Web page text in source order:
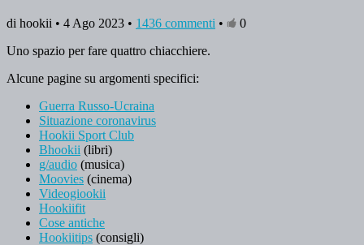
di hookii • 4 Ago 2023 • 1436 commenti •
0
Uno spazio per fare quattro chiacchiere.
Alcune pagine su argomenti specifici:
Guerra Russo-Ucraina
Situazione coronavirus
Hookii Sport Club
Bhookii (libri)
g/audio (musica)
Moovies (cinema)
Videogiookii
Hookiifit
Cose antiche
Hookiitips (consigli)